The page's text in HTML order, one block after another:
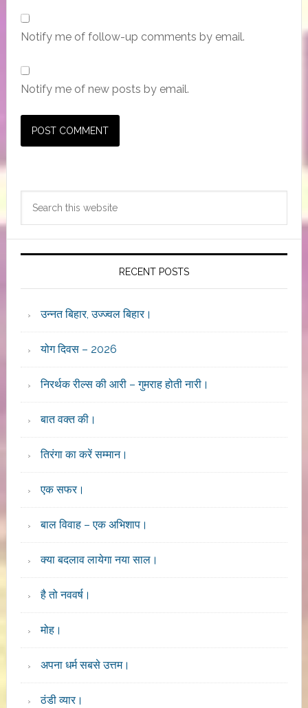
Notify me of follow-up comments by email.
Notify me of new posts by email.
Primary
Sidebar
RECENT POSTS
उन्नत बिहार, उज्ज्वल बिहार।
योग दिवस – 2026
निरर्थक रील्स की आरी – गुमराह होती नारी।
बात वक्त की।
तिरंगा का करें सम्मान।
एक सफर।
बाल विवाह – एक अभिशाप।
क्या बदलाव लायेगा नया साल।
है तो नववर्ष।
मोह।
अपना धर्म सबसे उत्तम।
ठंडी व्यार।